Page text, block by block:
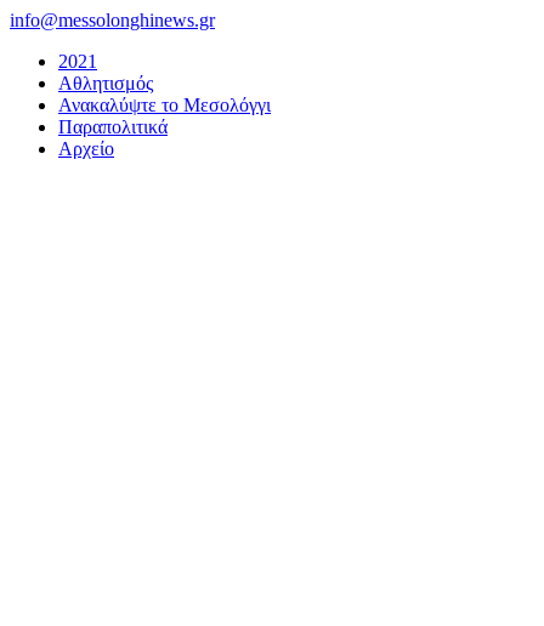
Μετάβαση
περιεχόμενο
info@messolonghinews.gr
2021
Αθλητισμός
Ανακαλύψτε το Μεσολόγγι
Παραπολιτικά
Αρχείο